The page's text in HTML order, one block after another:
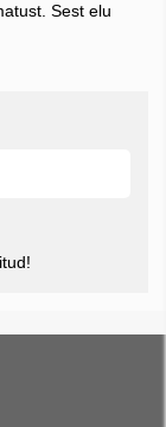
Sest elu